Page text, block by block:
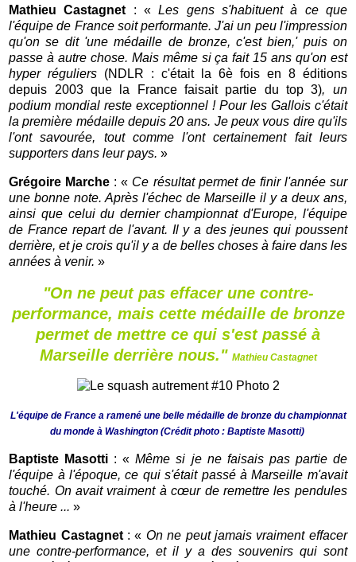
Mathieu Castagnet : «Les gens s'habituent à ce que
l'équipe de France soit performante. J'ai un peu l'impression
qu'on se dit 'une médaille de bronze, c'est bien,' puis on
passe à autre chose. Mais même si ça fait 15 ans qu'on est
hyper réguliers (NDLR : c'était la 6è fois en 8 éditions
depuis 2003 que la France faisait partie du top 3), un
podium mondial reste exceptionnel ! Pour les Gallois c'était
la première médaille depuis 20 ans. Je peux vous dire qu'ils
l'ont savourée, tout comme l'ont certainement fait leurs
supporters dans leur pays.»
Grégoire Marche : « Ce résultat permet de finir l'année sur
une bonne note. Après l'échec de Marseille il y a deux ans,
ainsi que celui du dernier championnat d'Europe, l'équipe
de France repart de l'avant. Il y a des jeunes qui poussent
derrière, et je crois qu'il y a de belles choses à faire dans les
années à venir. »
"On ne peut pas effacer une contre-
performance, mais cette médaille de bronze
permet de mettre ce qui s'est passé à
Marseille derrière nous." Mathieu Castagnet
L'équipe de France a ramené une belle médaille de bronze du championnat
du monde à Washington (Crédit photo : Baptiste Masotti)
Baptiste Masotti : «Même si je ne faisais pas partie de
l'équipe à l'époque, ce qui s'était passé à Marseille m'avait
touché. On avait vraiment à cœur de remettre les pendules
à l'heure ...»
Mathieu Castagnet: « On ne peut jamais vraiment effacer
une contre-performance, et il y a des souvenirs qui sont